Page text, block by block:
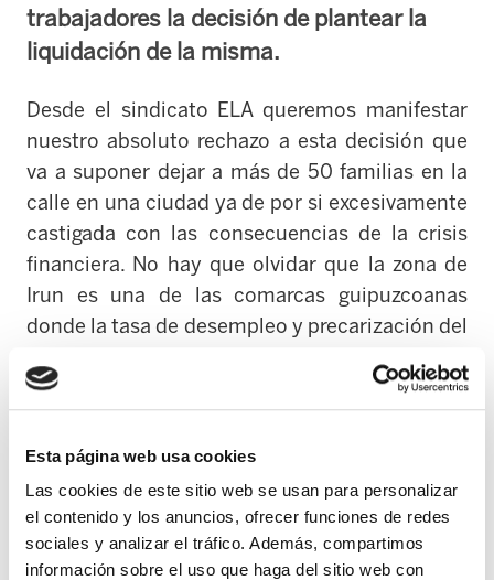
Esta página web usa cookies
Las cookies de este sitio web se usan para personalizar
el contenido y los anuncios, ofrecer funciones de redes
sociales y analizar el tráfico. Además, compartimos
información sobre el uso que haga del sitio web con
trabajadores la decisión de plantear la
liquidación de la misma.
Desde el sindicato ELA queremos manifestar
nuestro absoluto rechazo a esta decisión que
va a suponer dejar a más de 50 familias en la
calle en una ciudad ya de por si excesivamente
castigada con las consecuencias de la crisis
financiera. No hay que olvidar que la zona de
Irun es una de las comarcas guipuzcoanas
donde la tasa de desempleo y precarización del
Así mismo, queremos denunciar la nefasta
gestión que los propietarios y responsables de
últimos años suponiendo la inmersión de la
empresa en una situación económica y
financiera insostenible cuyo resultado,